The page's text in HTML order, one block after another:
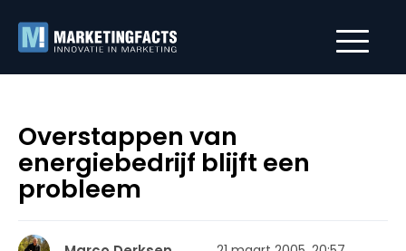
Overstappen van
energiebedrijf blijft een
probleem